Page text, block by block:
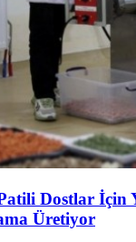
Dostlar İçin
Üretiyor